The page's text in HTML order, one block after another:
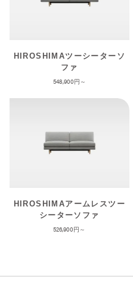
HIROSHIMAツーシーターソ
ファ
548,900
HIROSHIMAアームレスツー
シーターソファ
526,900